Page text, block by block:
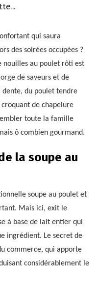
qui saura
des soirées occupées ?
nouilles au poulet rôti est
de saveurs et de
du poulet tendre
de chapelure
toute la famille
ô combien gourmand.
la soupe au
soupe au poulet et
Mais ici, exit le
à base de lait entier qui
ingrédient. Le secret de
commerce, qui apporte
considérablement le